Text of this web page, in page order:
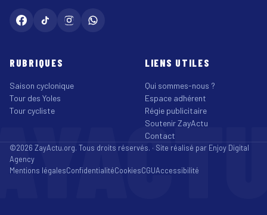
RUBRIQUES
Saison cyclonique
Tour des Yoles
Tour cycliste
LIENS UTILES
Qui sommes-nous ?
Espace adhérent
Régie publicitaire
Soutenir ZayActu
Contact
©2026 ZayActu.org. Tous droits réservés. · Site réalisé par Enjoy Digital
Agency
Mentions légalesConfidentialitéCookiesCGUAccessibilité